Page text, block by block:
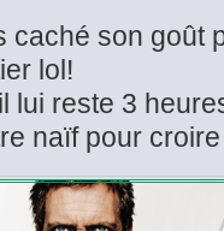
caché son goût
lol!
lui reste 3
naïf pour